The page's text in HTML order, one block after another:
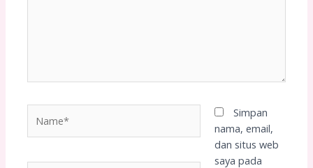
Simpan
nama, email,
dan situs web
saya pada